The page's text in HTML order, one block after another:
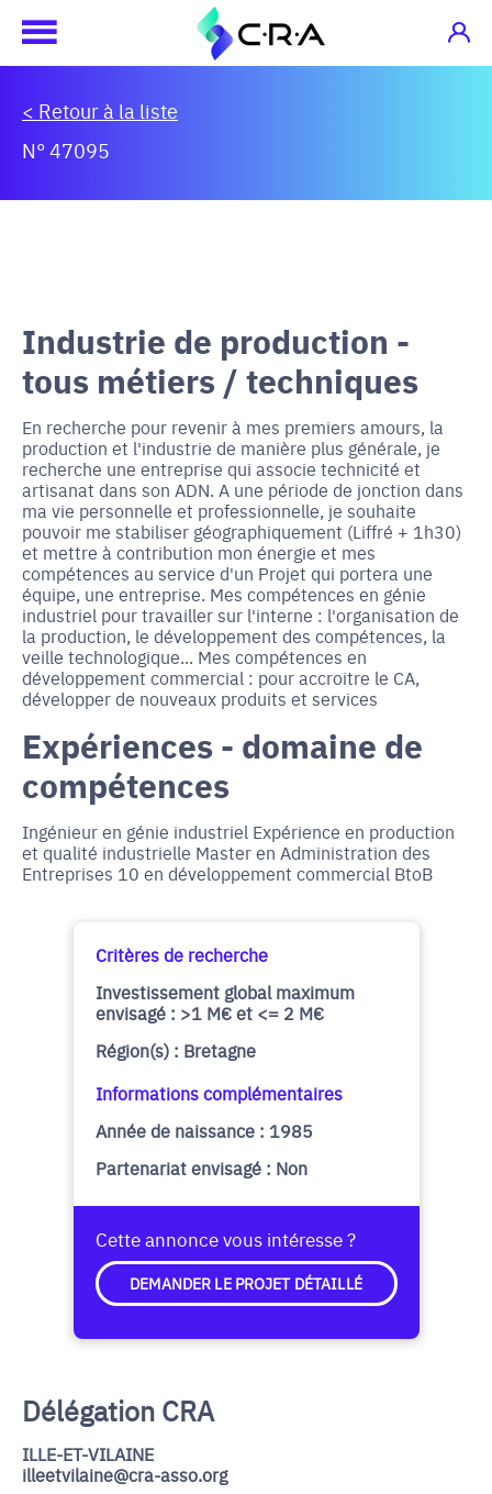
< Retour à la liste
N° 47095
Industrie de production -
tous métiers / techniques
En recherche pour revenir à mes premiers amours, la
production et l'industrie de manière plus générale, je
recherche une entreprise qui associe technicité et
artisanat dans son ADN. A une période de jonction dans
ma vie personnelle et professionnelle, je souhaite
pouvoir me stabiliser géographiquement (Liffré + 1h30)
et mettre à contribution mon énergie et mes
compétences au service d'un Projet qui portera une
équipe, une entreprise. Mes compétences en génie
industriel pour travailler sur l'interne : l'organisation de
la production, le développement des compétences, la
veille technologique... Mes compétences en
développement commercial : pour accroitre le CA,
développer de nouveaux produits et services
Expériences - domaine de
compétences
Ingénieur en génie industriel Expérience en production
et qualité industrielle Master en Administration des
Entreprises 10 en développement commercial BtoB
Critères de recherche
Investissement global maximum
envisagé : >1 M€ et <= 2 M€
Région(s) : Bretagne
Informations complémentaires
Année de naissance : 1985
Partenariat envisagé : Non
Cette annonce vous intéresse ?
DEMANDER LE PROJET DÉTAILLÉ
Délégation CRA
ILLE-ET-VILAINE
illeetvilaine@cra-asso.org